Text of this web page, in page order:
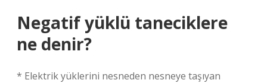
Negatif yüklü taneciklere
ne denir?
* Elektrik yüklerini nesneden nesneye taşıyan